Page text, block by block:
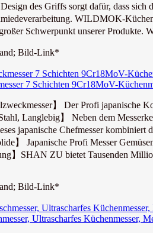
des Griffs sorgt dafür, dass
WILDMOK-
Schwerpunkt unserer Produkte.
Bild-Link*
7 Schichten 9Cr18MoV-
】 Der Profi
Langlebig】 Neben dem
japanische Chefmesser
】 Japanische Profi Messer
】SHAN ZU bietet Tausenden
Bild-Link*
Ultrascharfes Küchenmesser,